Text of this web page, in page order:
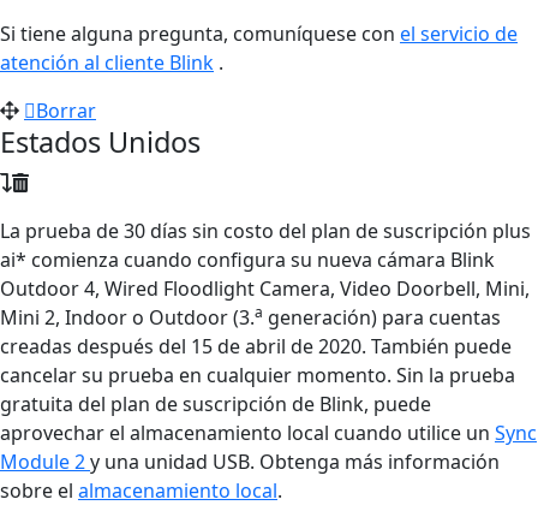
Si tiene alguna pregunta, comuníquese con el servicio de
atención al cliente Blink .
Borrar
Estados Unidos
La prueba de 30 días sin costo del plan de suscripción plus
ai* comienza cuando configura su nueva cámara Blink
Outdoor 4, Wired Floodlight Camera, Video Doorbell, Mini,
Mini 2, Indoor o Outdoor (3.a generación) para cuentas
creadas después del 15 de abril de 2020. También puede
cancelar su prueba en cualquier momento. Sin la prueba
gratuita del plan de suscripción de Blink, puede
aprovechar el almacenamiento local cuando utilice un Sync
Module 2y una unidad USB. Obtenga más información
sobre el almacenamiento local.